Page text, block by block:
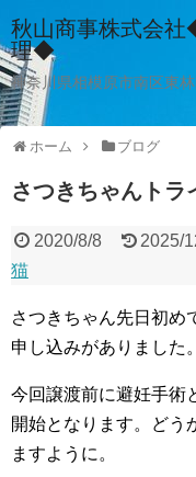
秋山商事株式会
理◆
神奈川県相模原市南区東
ホーム ブログ
さつきちゃんトラ
2020/8/8 2025/
猫
さつきちゃん先日初め
申し込みがありました。
今回譲渡前に避妊手術
開始となります。どう
ますように。